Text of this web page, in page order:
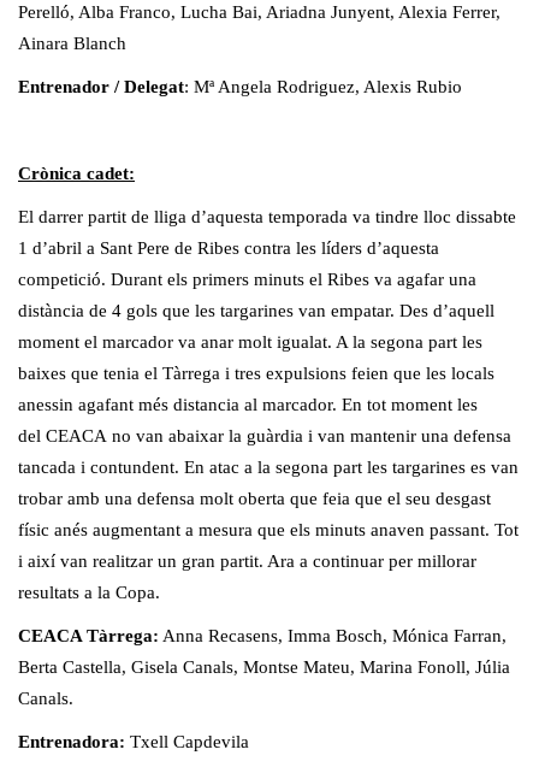
Perelló, Alba Franco, Lucha Bai, Ariadna Junyent, Alexia Ferrer,
Ainara Blanch
Entrenador / Delegat: Mª Angela Rodriguez, Alexis Rubio
Crònica cadet:
El darrer partit de lliga d’aquesta temporada va tindre lloc dissabte
1 d’abril a Sant Pere de Ribes contra les líders d’aquesta
competició. Durant els primers minuts el Ribes va agafar una
distància de 4 gols que les targarines van empatar. Des d’aquell
moment el marcador va anar molt igualat. A la segona part les
baixes que tenia el Tàrrega i tres expulsions feien que les locals
anessin agafant més distancia al marcador. En tot moment les
del CEACA no van abaixar la guàrdia i van mantenir una defensa
tancada i contundent. En atac a la segona part les targarines es van
trobar amb una defensa molt oberta que feia que el seu desgast
físic anés augmentant a mesura que els minuts anaven passant. Tot
i així van realitzar un gran partit. Ara a continuar per millorar
resultats a la Copa.
CEACA Tàrrega: Anna Recasens, Imma Bosch, Mónica Farran,
Berta Castella, Gisela Canals, Montse Mateu, Marina Fonoll, Júlia
Canals.
Entrenadora: Txell Capdevila